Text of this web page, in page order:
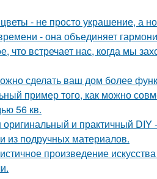
- не просто украшение, а
- она объединяет
что встречает нас, когда мы
сделать ваш дом более
пример того, как можно
56 кв.
оригинальный и практичный
из подручных материалов.
произведение